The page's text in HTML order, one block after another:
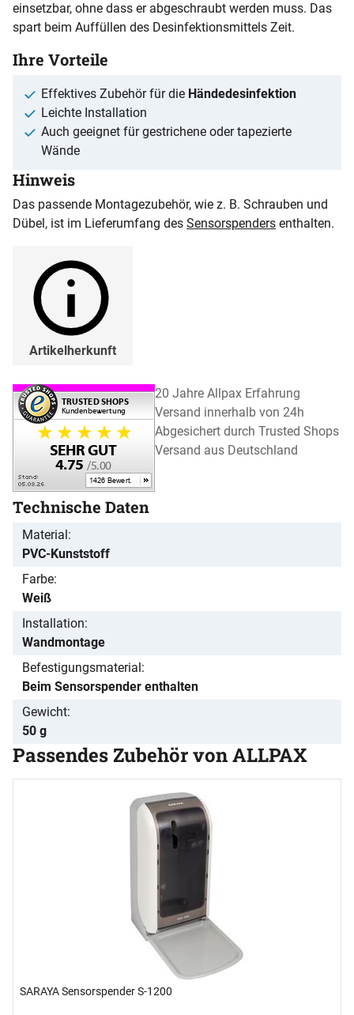
einsetzbar, ohne dass er abgeschraubt werden muss. Das
spart beim Auffüllen des Desinfektionsmittels Zeit.
Ihre Vorteile
Effektives Zubehör für die Händedesinfektion
Leichte Installation
Auch geeignet für gestrichene oder tapezierte
Wände
Hinweis
Das passende Montagezubehör, wie z. B. Schrauben und
Dübel, ist im Lieferumfang des Sensorspenders enthalten.
Artikelherkunft
20 Jahre Allpax Erfahrung
Versand innerhalb von 24h
Abgesichert durch Trusted Shops
Versand aus Deutschland
Technische Daten
Material
PVC-Kunststoff
Farbe
Weiß
Installation
Wandmontage
Befestigungsmaterial
Beim Sensorspender enthalten
Gewicht
50 g
Passendes Zubehör von ALLPAX
Zubehör überspringen
SARAYA Sensorspender S-1200